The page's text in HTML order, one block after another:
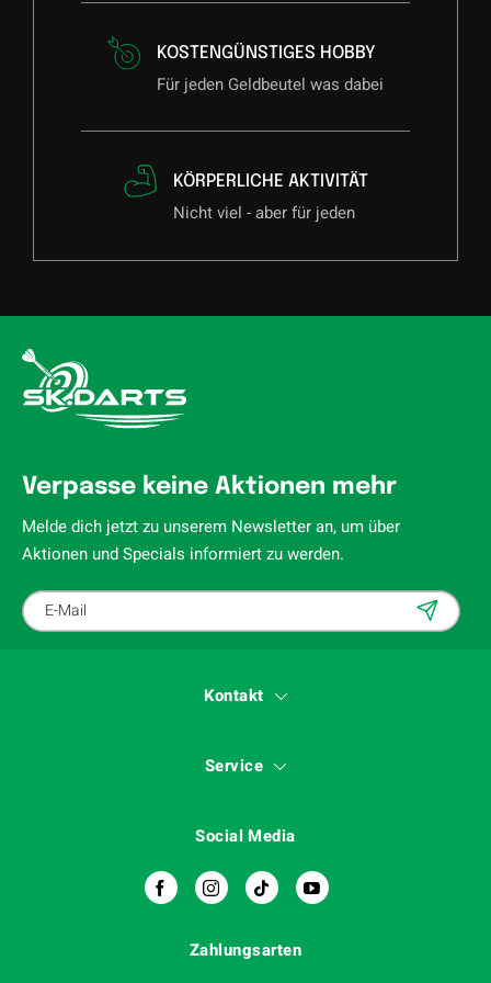
KOSTENGÜNSTIGES HOBBY
Für jeden Geldbeutel was dabei
KÖRPERLICHE AKTIVITÄT
Nicht viel - aber für jeden
Verpasse keine Aktionen mehr
Melde dich jetzt zu unserem Newsletter an, um über
Aktionen und Specials informiert zu werden.
Kontakt
Service
Social Media
Zahlungsarten